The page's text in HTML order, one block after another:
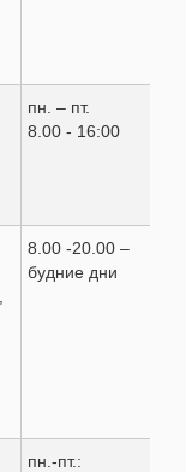
пн. – пт.
8.00 - 16:00
8.00 -20.00 –
будние дни
пн.-пт.: